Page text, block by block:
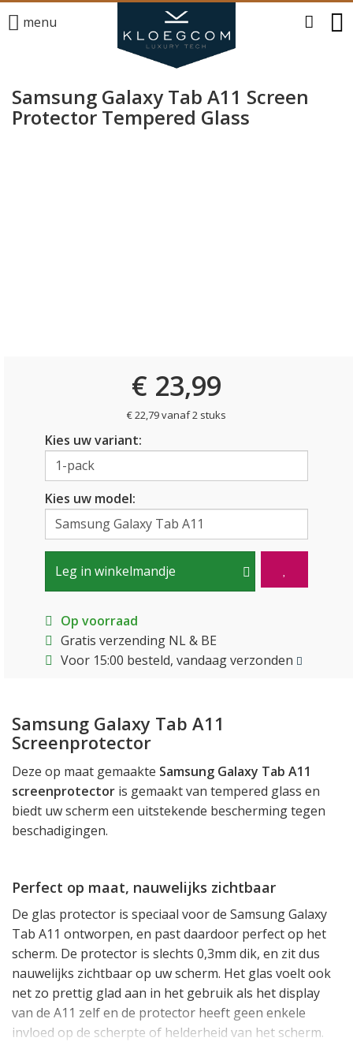
menu
Samsung Galaxy Tab A11 Screen
Protector Tempered Glass
€ 23,99
€ 22,79 vanaf 2 stuks
Kies uw variant:
Kies uw model:
Leg in winkelmandje
Op voorraad
Gratis verzending NL & BE
Voor 15:00 besteld, vandaag verzonden
Samsung Galaxy Tab A11
Screenprotector
Deze op maat gemaakte Samsung Galaxy Tab A11
screenprotector is gemaakt van tempered glass en
biedt uw scherm een uitstekende bescherming tegen
beschadigingen.
Perfect op maat, nauwelijks zichtbaar
De glas protector is speciaal voor de Samsung Galaxy
Tab A11 ontworpen, en past daardoor perfect op het
scherm. De protector is slechts 0,3mm dik, en zit dus
nauwelijks zichtbaar op uw scherm. Het glas voelt ook
net zo prettig glad aan in het gebruik als het display
van de A11 zelf en de protector heeft geen enkele
invloed op de scherpte of helderheid van het scherm.